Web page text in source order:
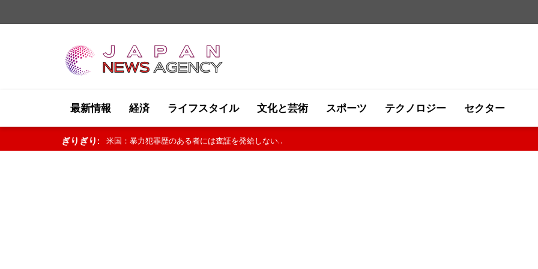
最新情報 経済 ライフスタイル 文化と芸術 スポーツ テクノロジー セクター
ぎりぎり: PANAMAX 26演習、19カ国の参加で合同訓練を継続..